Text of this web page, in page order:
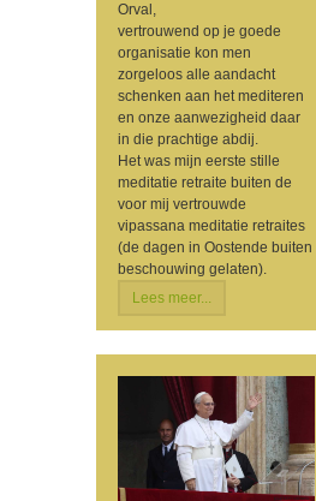
Orval,
vertrouwend op je goede
organisatie kon men
zorgeloos alle aandacht
schenken aan het mediteren
en onze aanwezigheid daar
in die prachtige abdij.
Het was mijn eerste stille
meditatie retraite buiten de
voor mij vertrouwde
vipassana meditatie retraites
(de dagen in Oostende buiten
beschouwing gelaten).
Lees meer...